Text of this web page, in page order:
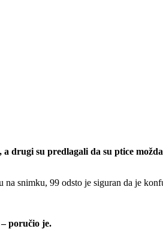
drugi su predlagali da su ptice
snimku, 99 odsto je siguran da je
poručio je.